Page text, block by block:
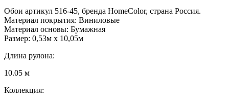
Обои артикул 516-45, бренда HomeColor, страна Россия.
Материал покрытия: Виниловые
Материал основы: Бумажная
Размер: 0,53м x 10,05м
Длина рулона:
10.05 м
Коллекция: